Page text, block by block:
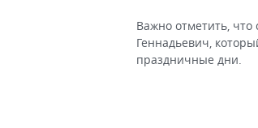
Важно отметить, что
Геннадьевич,
праздничные дни.